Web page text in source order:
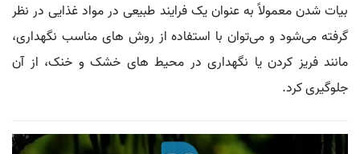
بیات شدن معمولاً به عنوان یک فرایند طبیعی در مواد غذایی در نظر
گرفته می‌شود و می‌توان با استفاده از روش‌ های مناسب نگهداری،
مانند فریز کردن یا نگهداری در محیط‌ های خشک و خنک، از آن
جلوگیری کرد.